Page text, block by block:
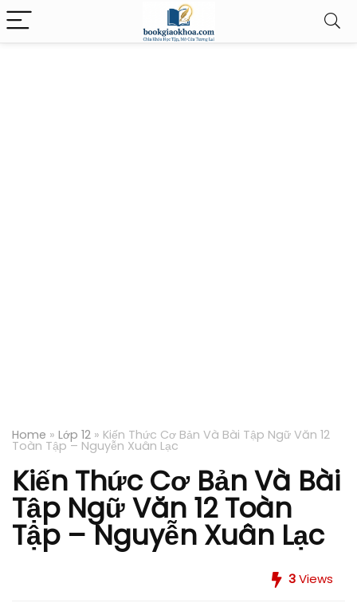
Home » Lớp 12 » Kiến Thức Cơ Bản Và Bài Tập Ngữ Văn 12
Toàn Tập – Nguyễn Xuân Lạc
Kiến Thức Cơ Bản Và Bài
Tập Ngữ Văn 12 Toàn
Tập – Nguyễn Xuân Lạc
3Views